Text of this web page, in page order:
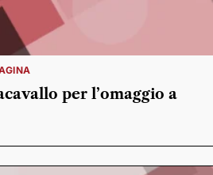
per l’omaggio a